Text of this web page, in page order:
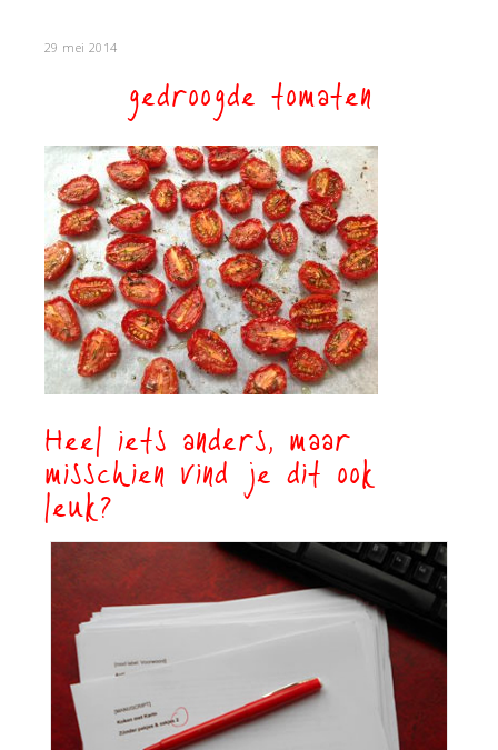
29 mei 2014
gedroogde tomaten
Heel iets anders, maar
misschien vind je dit ook
leuk?